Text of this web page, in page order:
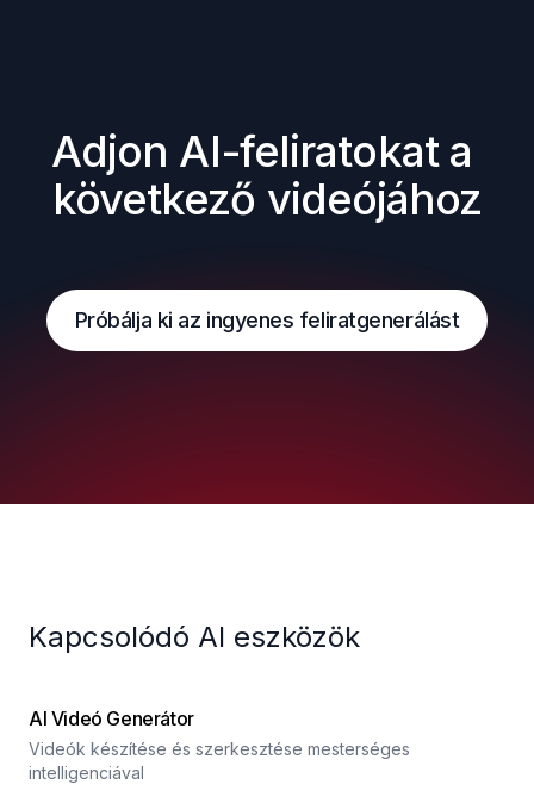
Adjon AI-feliratokat a
következő videójához
Próbálja ki az ingyenes feliratgenerálást
Kapcsolódó AI eszközök
AI Videó Generátor
Videók készítése és szerkesztése mesterséges
intelligenciával